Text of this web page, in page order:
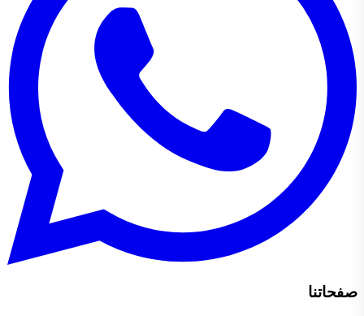
صفحاتنا